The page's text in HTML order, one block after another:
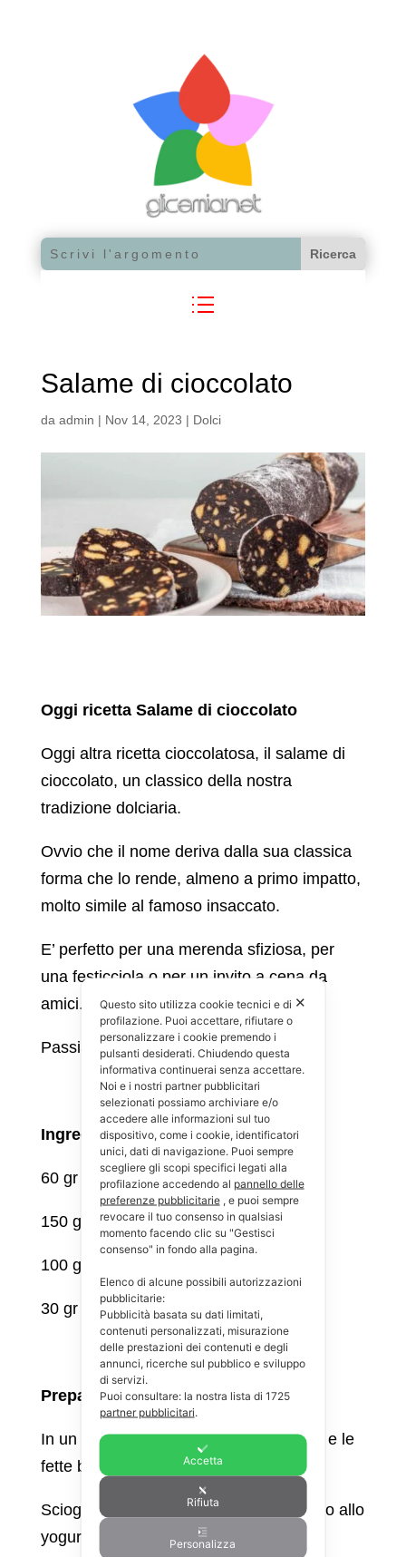
Salame di cioccolato
da admin | Nov 14, 2023 | Dolci
Oggi ricetta Salame di cioccolato
Oggi altra ricetta cioccolatosa, il salame di
cioccolato, un classico della nostra
tradizione dolciaria.
Ovvio che il nome deriva dalla sua classica
forma che lo rende, almeno a primo impatto,
molto simile al famoso insaccato.
E’ perfetto per una merenda sfiziosa, per
una festicciola o per un invito a cena da
amici.
Passiamo alla ricetta vera e propria.
Ingredienti:
60 gr cioccolato fondente almeno 85%
150 gr yogurt greco bianco
100 gr fette biscottate integrali
30 gr di miele o altro dolcificante
Preparazione:
In un recipiente mettete lo yogurt greco e le
fette biscottate sbriciolate.
Sciogliete il cioccolato fondente e unitelo allo
yogurt e al miele o all’ eritritolo
✕
Questo sito utilizza cookie tecnici e di
profilazione. Puoi accettare, rifiutare o
personalizzare i cookie premendo i
pulsanti desiderati. Chiudendo questa
informativa continuerai senza accettare.
Noi e i nostri partner pubblicitari
selezionati possiamo archiviare e/o
accedere alle informazioni sul tuo
dispositivo, come i cookie, identificatori
unici, dati di navigazione. Puoi sempre
scegliere gli scopi specifici legati alla
profilazione accedendo al pannello delle
preferenze pubblicitarie, e puoi sempre
revocare il tuo consenso in qualsiasi
momento facendo clic su "Gestisci
consenso" in fondo alla pagina.
Elenco di alcune possibili autorizzazioni
pubblicitarie:
Pubblicità basata su dati limitati,
contenuti personalizzati, misurazione
delle prestazioni dei contenuti e degli
annunci, ricerche sul pubblico e sviluppo
di servizi.
Puoi consultare: la nostra lista di 1725
partner pubblicitari.
Accetta
Rifiuta
Personalizza